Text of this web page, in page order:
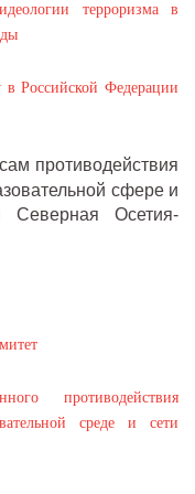
терроризма в
в Российской Федерации
противодействия
сфере и
Северная Осетия-
противодействия
среде и сети